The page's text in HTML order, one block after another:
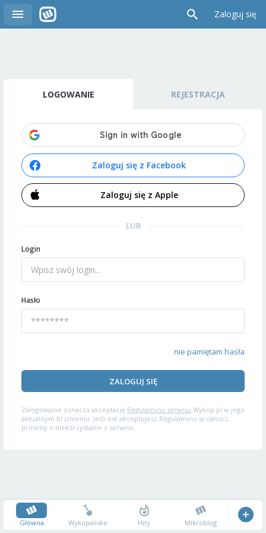
Zaloguj się
LOGOWANIE REJESTRACJA
Zaloguj się z Facebook
Zaloguj się z Apple
LUB
Login
Hasło
nie pamiętam hasła
ZALOGUJ SIĘ
Zalogowanie oznacza akceptację Regulaminu serwisu Wykop.pl w jego
aktualnym brzmieniu. Jeśli nie akceptujesz Regulaminu w całości,
prosimy o niekorzystanie z serwisu.
Główna Wykopalisko Hity Mikroblog